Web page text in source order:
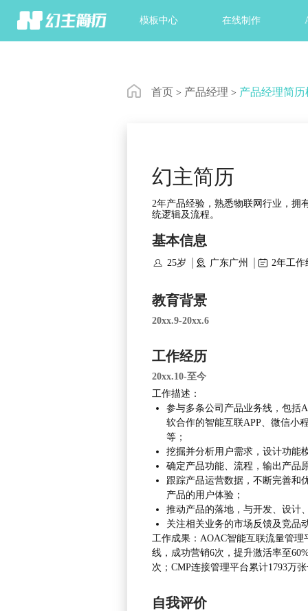
首页 模板中心 在线制作
首页 > 产品经理 > 产品经理简
幻主简历
2年产品经验，熟悉物联网行业，拥
统逻辑及流程。
基本信息
 25岁  广东广州  2年工作
教育背景
20xx.9-20xx.6
工作经历
20xx.10-至今
工作描述：
参与多条公司产品业务线，包括
软合作的智能互联APP、微信小
等；
挖掘并分析用户需求，设计功能
确定产品功能、流程，输出产品
跟踪产品运营数据，不断完善和
产品的用户体验；
推动产品的落地，与开发、设计
关注相关业务的市场反馈及竞品
工作成果：AOAC智能互联流量管
线，成功营销6次，提升激活率至
次；CMP连接管理平台累计1793万
自我评价